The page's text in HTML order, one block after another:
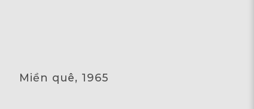
Miền quê, 1965